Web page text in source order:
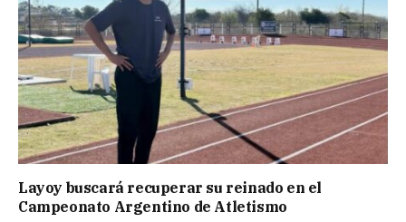
Layoy buscará recuperar su reinado en el
Campeonato Argentino de Atletismo